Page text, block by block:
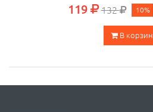
119 132 10%
В